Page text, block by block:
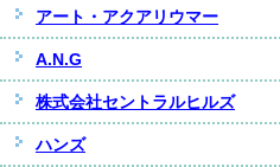
アート・アクアリウマー
A.N.G
株式会社セントラルヒルズ
ハンズ